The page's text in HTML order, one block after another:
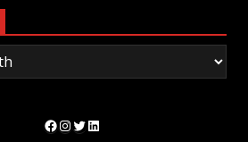
Facebook
Instagram
Twitter
LinkedIn